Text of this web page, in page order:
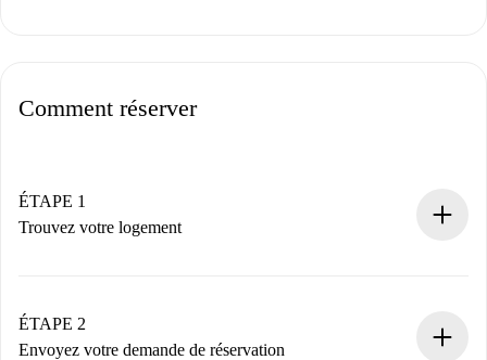
Comment réserver
ÉTAPE 1
Trouvez votre logement
Vous disposez à l’avance de toutes les informations
nécessaires.
ÉTAPE 2
Envoyez votre demande de réservation